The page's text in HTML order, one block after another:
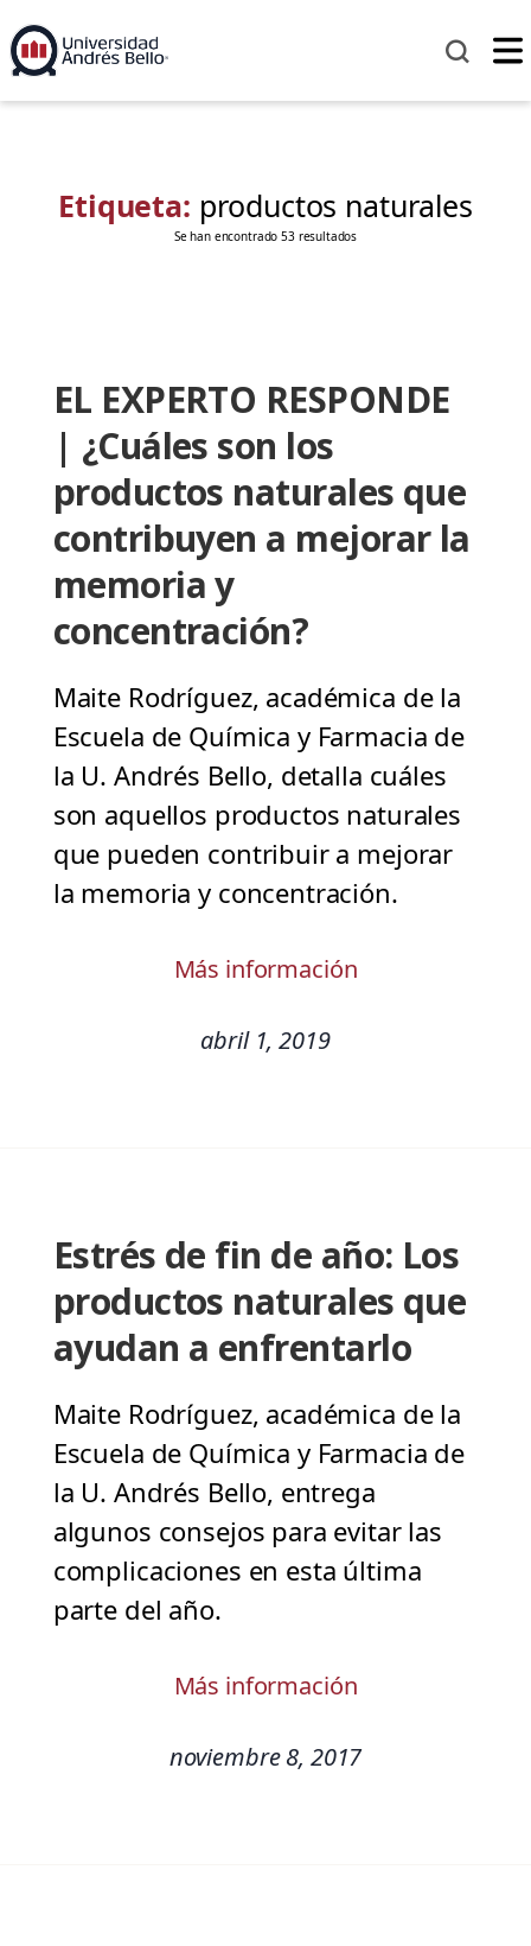
Etiqueta: productos naturales
Se han encontrado 53 resultados
EL EXPERTO RESPONDE
| ¿Cuáles son los
productos naturales que
contribuyen a mejorar la
memoria y
concentración?
Maite Rodríguez, académica de la
Escuela de Química y Farmacia de
la U. Andrés Bello, detalla cuáles
son aquellos productos naturales
que pueden contribuir a mejorar
la memoria y concentración.
Más información
abril 1, 2019
Estrés de fin de año: Los
productos naturales que
ayudan a enfrentarlo
Maite Rodríguez, académica de la
Escuela de Química y Farmacia de
la U. Andrés Bello, entrega
algunos consejos para evitar las
complicaciones en esta última
parte del año.
Más información
noviembre 8, 2017